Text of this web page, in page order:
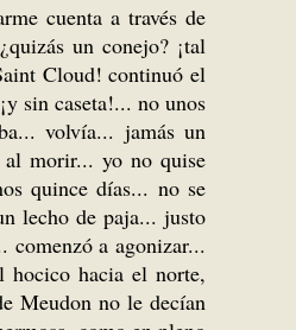
cuenta a través de
un conejo? ¡tal
Cloud! continuó el
sin caseta!... no unos
volvía... jamás un
al morir... yo no quise
quince días... no se
lecho de paja... justo
a agonizar...
hocico hacia el norte,
Meudon no le decían